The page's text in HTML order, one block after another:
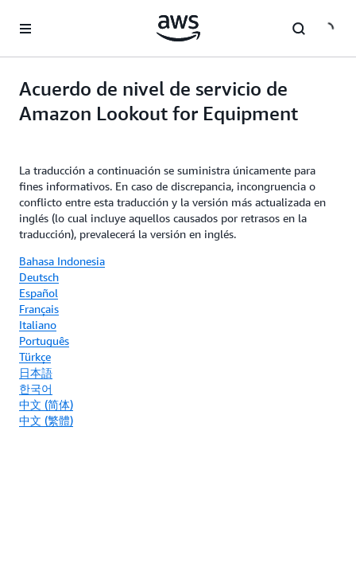
Acuerdo de nivel de servicio de
Amazon Lookout for Equipment
La traducción a continuación se suministra únicamente para
fines informativos. En caso de discrepancia, incongruencia o
conflicto entre esta traducción y la versión más actualizada en
inglés (lo cual incluye aquellos causados por retrasos en la
traducción), prevalecerá la versión en inglés.
Bahasa Indonesia
Deutsch
Español
Français
Italiano
Português
Türkçe
日本語
한국어
中文 (简体)
中文 (繁體)